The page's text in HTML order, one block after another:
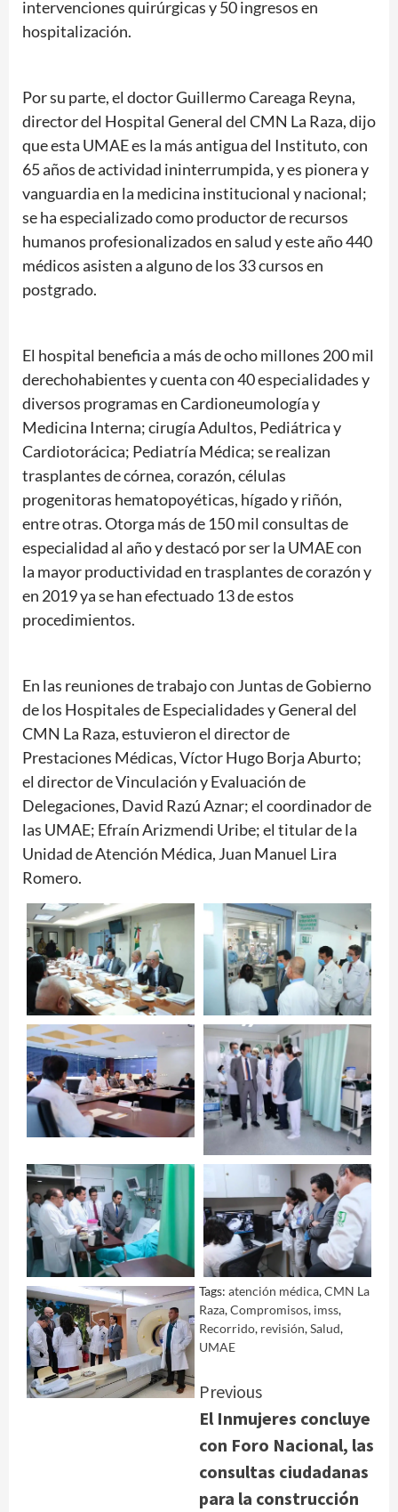
intervenciones quirúrgicas y 50 ingresos en
hospitalización.
Por su parte, el doctor Guillermo Careaga Reyna,
director del Hospital General del CMN La Raza, dijo
que esta UMAE es la más antigua del Instituto, con
65 años de actividad ininterrumpida, y es pionera y
vanguardia en la medicina institucional y nacional;
se ha especializado como productor de recursos
humanos profesionalizados en salud y este año 440
médicos asisten a alguno de los 33 cursos en
postgrado.
El hospital beneficia a más de ocho millones 200 mil
derechohabientes y cuenta con 40 especialidades y
diversos programas en Cardioneumología y
Medicina Interna; cirugía Adultos, Pediátrica y
Cardiotorácica; Pediatría Médica; se realizan
trasplantes de córnea, corazón, células
progenitoras hematopoyéticas, hígado y riñón,
entre otras. Otorga más de 150 mil consultas de
especialidad al año y destacó por ser la UMAE con
la mayor productividad en trasplantes de corazón y
en 2019 ya se han efectuado 13 de estos
procedimientos.
En las reuniones de trabajo con Juntas de Gobierno
de los Hospitales de Especialidades y General del
CMN La Raza, estuvieron el director de
Prestaciones Médicas, Víctor Hugo Borja Aburto;
el director de Vinculación y Evaluación de
Delegaciones, David Razú Aznar; el coordinador de
las UMAE; Efraín Arizmendi Uribe; el titular de la
Unidad de Atención Médica, Juan Manuel Lira
Romero.
Tags: atención médica,CMN La
Raza,Compromisos, imss,
Recorrido, revisión,Salud,
UMAE
Continue
Reading
Previous
El Inmujeres concluye
con Foro Nacional, las
consultas ciudadanas
para la construcción